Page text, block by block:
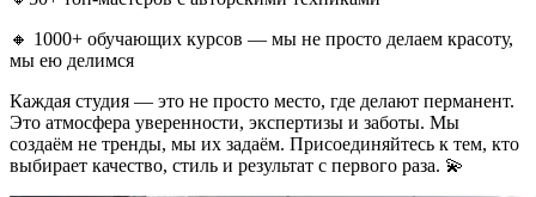
🔸 1000+ обучающих курсов — мы не просто делаем красоту,
мы ею делимся
Каждая студия — это не просто место, где делают перманент.
Это атмосфера уверенности, экспертизы и заботы. Мы
создаём не тренды, мы их задаём. Присоединяйтесь к тем, кто
выбирает качество, стиль и результат с первого раза. 💫